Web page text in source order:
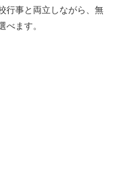
行事と両立しながら、無
べます。